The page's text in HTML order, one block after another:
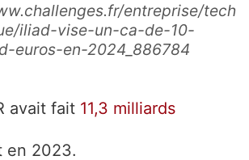
entreprise/tech
iliad-vise-un-ca-de-10-
euros-en-2024_886784
avait fait 11,3 milliards
en 2023.